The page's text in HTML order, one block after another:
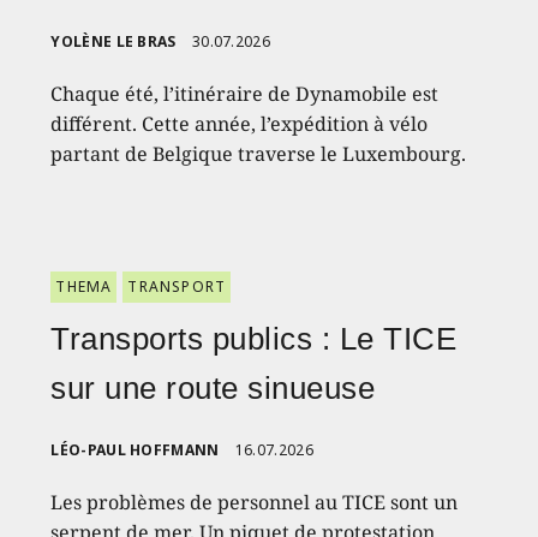
YOLÈNE LE BRAS 30.07.2026
Chaque été, l’itinéraire de Dynamobile est
différent. Cette année, l’expédition à vélo
partant de Belgique traverse le Luxembourg.
THEMA TRANSPORT
Transports publics : Le TICE
sur une route sinueuse
LÉO-PAUL HOFFMANN 16.07.2026
Les problèmes de personnel au TICE sont un